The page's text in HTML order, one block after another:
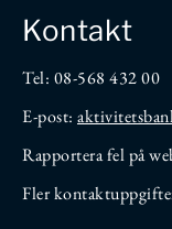
Kontakt
Tel: 08-568 432 00
E-post:
Rapportera fel på
Fler